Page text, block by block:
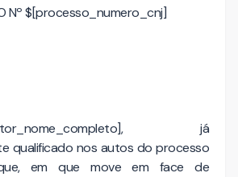
Nº $[processo_numero_cnj]
já
qualificado nos autos do processo
em que move em face de